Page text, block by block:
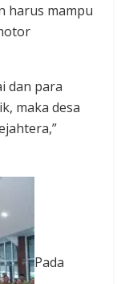
harus mampu
dan para
maka desa
Pada